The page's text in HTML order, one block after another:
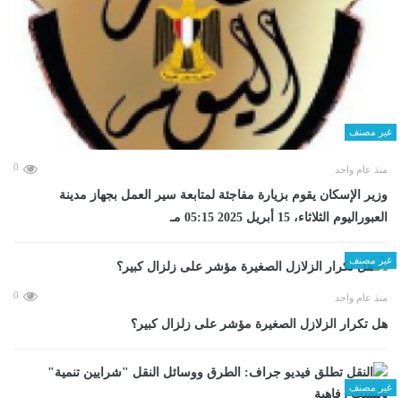
غير مصنف
منذ عام واحد 0
وزير الإسكان يقوم بزيارة مفاجئة لمتابعة سير العمل بجهاز مدينة
العبوراليوم الثلاثاء، 15 أبريل 2025 05:15 مـ
غير مصنف
منذ عام واحد 0
هل تكرار الزلازل الصغيرة مؤشر على زلزال كبير؟
غير مصنف